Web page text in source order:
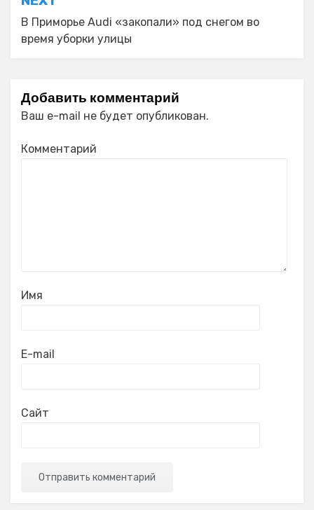
В Приморье Audi «закопали» под снегом во
время уборки улицы
Добавить комментарий
Ваш e-mail не будет опубликован.
Комментарий
Имя
E-mail
Сайт